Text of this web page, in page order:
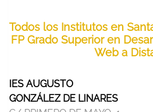
Todos los Institutos en
FP Grado Superior en
Web a
IES AUGUSTO
GONZÁLEZ DE LINARES